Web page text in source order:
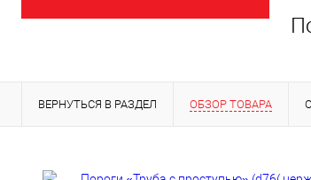
ВЕРНУТЬСЯ В РАЗДЕЛ ОБЗОР ТОВАРА